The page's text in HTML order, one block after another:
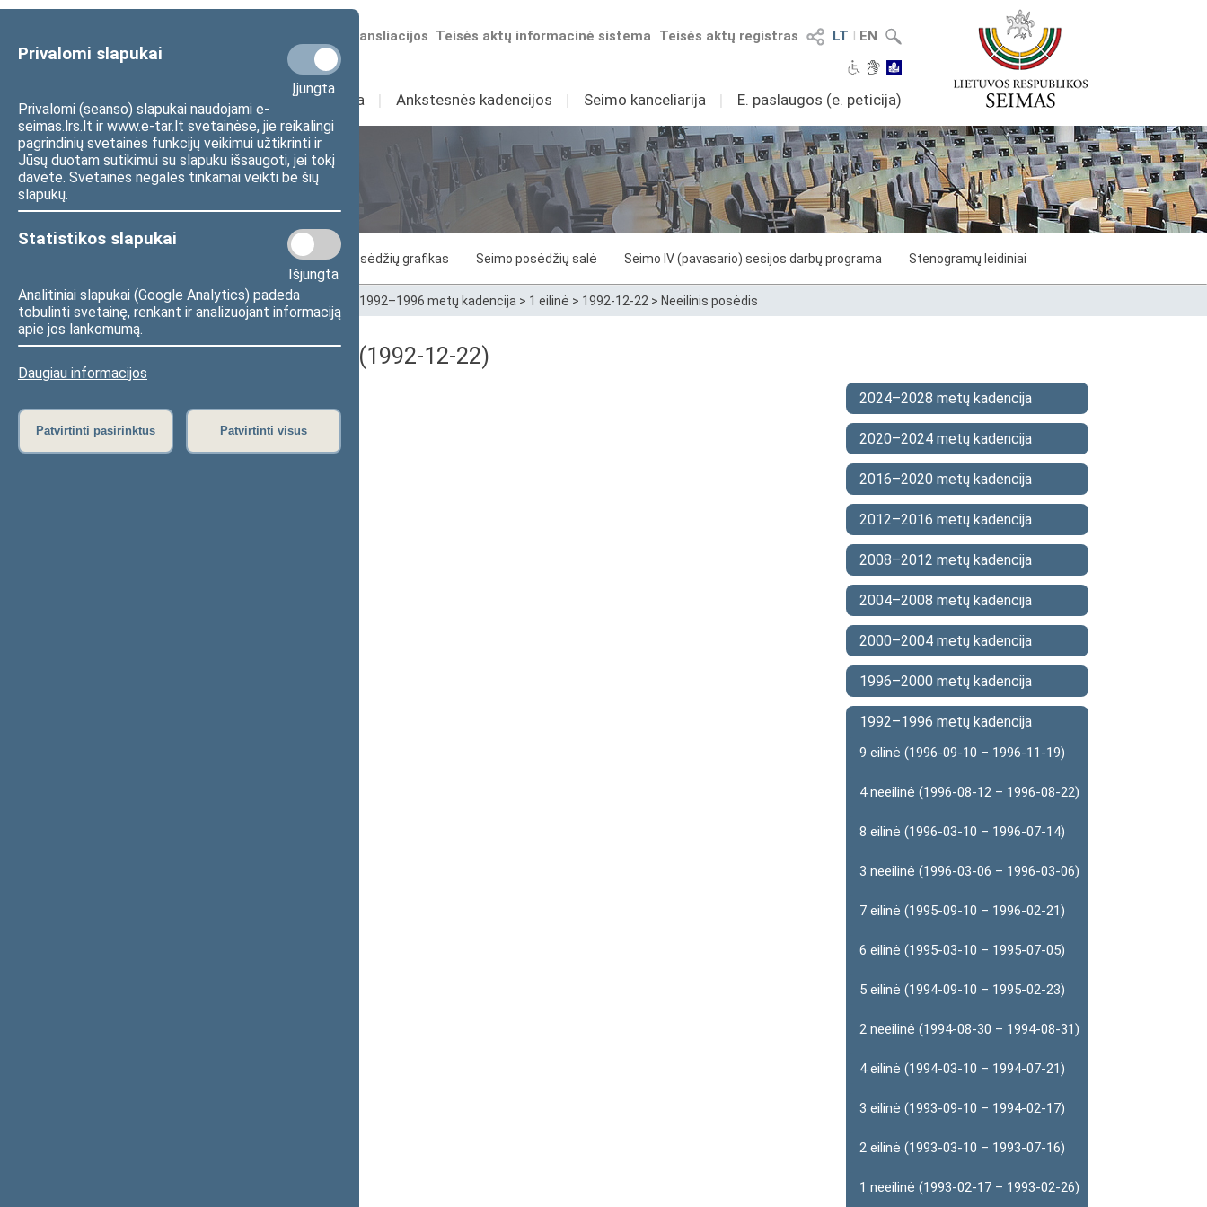
Privalomi slapukai
Įjungta
Privalomi (seanso) slapukai naudojami e-
seimas.lrs.lt ir www.e-tar.lt svetainėse, jie reikalingi
pagrindinių svetainės funkcijų veikimui užtikrinti ir
Jūsų duotam sutikimui su slapuku išsaugoti, jei tokį
davėte. Svetainės negalės tinkamai veikti be šių
slapukų.
Statistikos slapukai
Išjungta
Analitiniai slapukai (Google Analytics) padeda
tobulinti svetainę, renkant ir analizuojant informaciją
apie jos lankomumą.
Daugiau informacijos
Patvirtinti pasirinktus Patvirtinti visus
LT I EN
Teisės aktų registras
Teisės aktų informacinė sistema
Numatomos transliacijos
Sudėtis Veikla I Ankstesnės kadencijos I Seimo kanceliarija I E. paslaugos (e. peticija)
Seimo posėdžiai
Posėdžiai Posėdžių grafikas Seimo posėdžių salė Seimo IV (pavasario) sesijos darbų programa Stenogramų leidiniai
Pradžia>Seimo posėdžiai>Kadencijos 1992–1996 metų kadencija > 1 eilinė > 1992-12-22 > Neeilinis posėdis
Seimo neeilinis posėdis (1992-12-22)
Stenograma
Garso įrašas
2024–2028 metų kadencija
2020–2024 metų kadencija
2016–2020 metų kadencija
2012–2016 metų kadencija
2008–2012 metų kadencija
2004–2008 metų kadencija
2000–2004 metų kadencija
1996–2000 metų kadencija
1992–1996 metų kadencija
9 eilinė (1996-09-10 – 1996-11-19)
4 neeilinė (1996-08-12 – 1996-08-22)
8 eilinė (1996-03-10 – 1996-07-14)
3 neeilinė (1996-03-06 – 1996-03-06)
7 eilinė (1995-09-10 – 1996-02-21)
6 eilinė (1995-03-10 – 1995-07-05)
5 eilinė (1994-09-10 – 1995-02-23)
2 neeilinė (1994-08-30 – 1994-08-31)
4 eilinė (1994-03-10 – 1994-07-21)
3 eilinė (1993-09-10 – 1994-02-17)
2 eilinė (1993-03-10 – 1993-07-16)
1 neeilinė (1993-02-17 – 1993-02-26)